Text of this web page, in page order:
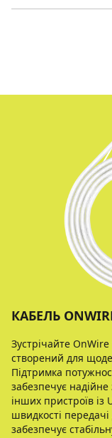
КАБЕЛЬ
Зустрічайте
створений для
Підтримка
забезпечує
інших пристроїв
швидкості
забезпечує